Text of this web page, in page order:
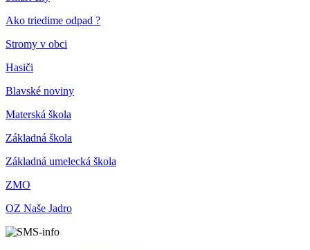
Ako triedime odpad ?
Stromy v obci
Hasiči
Blavské noviny
Materská škola
Základná škola
Základná umelecká škola
ZMO
OZ Naše Jadro